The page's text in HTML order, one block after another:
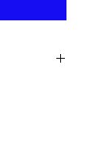
y no